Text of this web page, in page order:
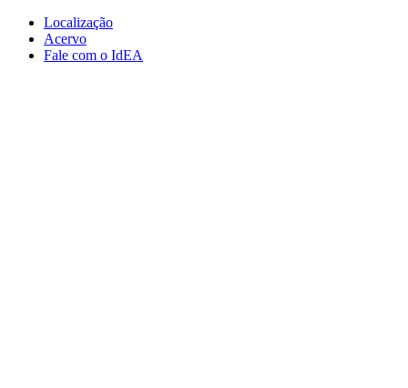
Conteúdo principal
Localização
Acervo
Fale com o IdEA